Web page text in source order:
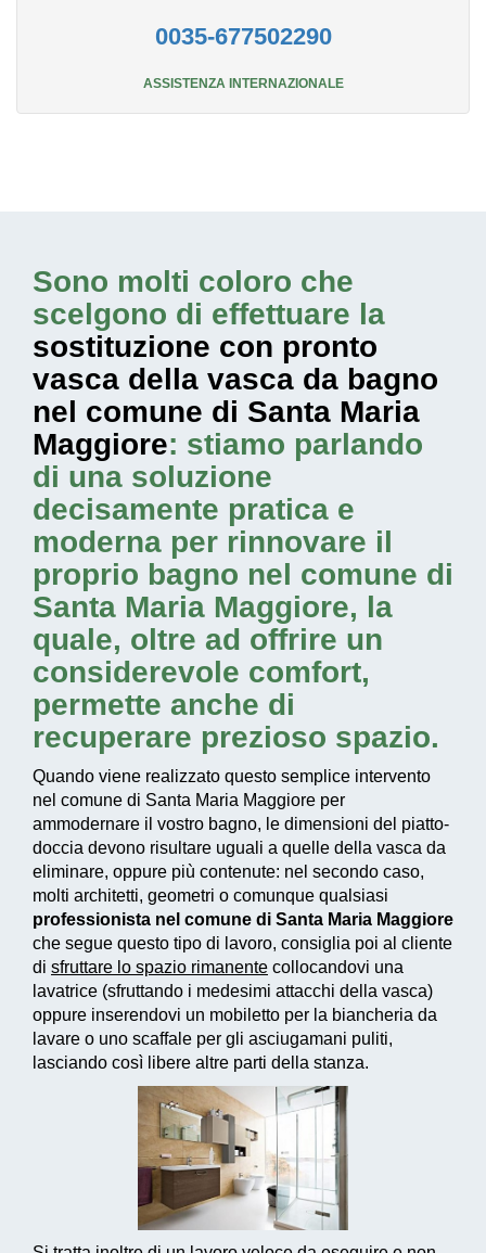
0035-677502290
ASSISTENZA INTERNAZIONALE
Sono molti coloro che
scelgono di effettuare la
sostituzione con pronto
vasca della vasca da bagno
nel comune di Santa Maria
Maggiore: stiamo parlando
di una soluzione
decisamente pratica e
moderna per rinnovare il
proprio bagno nel comune di
Santa Maria Maggiore, la
quale, oltre ad offrire un
considerevole comfort,
permette anche di
recuperare prezioso spazio.
Quando viene realizzato questo semplice intervento
nel comune di Santa Maria Maggiore per
ammodernare il vostro bagno, le dimensioni del piatto-
doccia devono risultare uguali a quelle della vasca da
eliminare, oppure più contenute: nel secondo caso,
molti architetti, geometri o comunque qualsiasi
professionista nel comune di Santa Maria Maggiore
che segue questo tipo di lavoro, consiglia poi al cliente
di sfruttare lo spazio rimanente collocandovi una
lavatrice (sfruttando i medesimi attacchi della vasca)
oppure inserendovi un mobiletto per la biancheria da
lavare o uno scaffale per gli asciugamani puliti,
lasciando così libere altre parti della stanza.